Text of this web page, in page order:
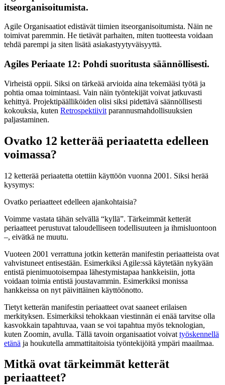
itseorganisoitumista.
Agile Organisaatiot edistävät tiimien itseorganisoitumista. Näin ne
toimivat paremmin. He tietävät parhaiten, miten tuotteesta voidaan
tehdä parempi ja siten lisätä asiakastyytyväisyyttä.
Agiles Periaate 12: Pohdi suoritusta säännöllisesti.
Virheistä oppii. Siksi on tärkeää arvioida aina tekemääsi työtä ja
pohtia omaa toimintaasi. Vain näin työntekijät voivat jatkuvasti
kehittyä. Projektipäälliköiden olisi siksi pidettävä säännöllisesti
kokouksia, kuten Retrospektiivit parannusmahdollisuuksien
paljastaminen.
Ovatko 12 ketterää periaatetta edelleen
voimassa?
12 ketterää periaatetta otettiin käyttöön vuonna 2001. Siksi herää
kysymys:
Ovatko periaatteet edelleen ajankohtaisia?
Voimme vastata tähän selvällä “kyllä”. Tärkeimmät ketterät
periaatteet perustuvat taloudelliseen todellisuuteen ja ihmisluontoon
–, eivätkä ne muutu.
Vuoteen 2001 verrattuna jotkin ketterän manifestin periaatteista ovat
vahvistuneet entisestään. Esimerkiksi Agile:ssä käytetään nykyään
entistä pienimuotoisempaa lähestymistapaa hankkeisiin, jotta
voidaan toimia entistä joustavammin. Esimerkiksi monissa
hankkeissa on nyt päivittäinen käyttöönotto.
Tietyt ketterän manifestin periaatteet ovat saaneet erilaisen
merkityksen. Esimerkiksi tehokkaan viestinnän ei enää tarvitse olla
kasvokkain tapahtuvaa, vaan se voi tapahtua myös teknologian,
kuten Zoomin, avulla. Tällä tavoin organisaatiot voivat työskennellä
etänä ja houkutella ammattitaitoisia työntekijöitä ympäri maailmaa.
Mitkä ovat tärkeimmät ketterät
periaatteet?